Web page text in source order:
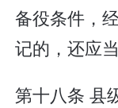
备役条件，
记的，还应
第十八条 县